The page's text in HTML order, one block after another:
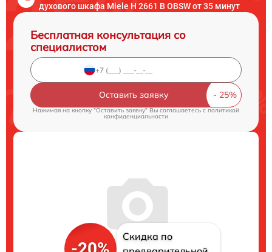
духового шкафа Miele H 2661 B OBSW от 35 минут
Бесплатная консультация со
специалистом
Оставить заявку
Нажимая на кнопку "Оставить заявку" Вы соглашаетесь cполитикой
конфиденциальности
Скидка по